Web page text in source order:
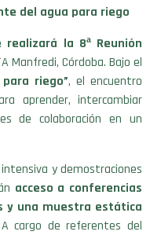
del agua para riego
la 8ª Reunión
Manfredi, Córdoba. Bajo el
riego”, el encuentro
aprender, intercambiar
de colaboración en un
y demostraciones
acceso a conferencias
y una muestra estática
A cargo de referentes del